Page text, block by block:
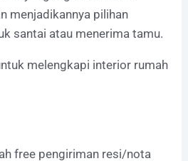
menjadikannya pilihan
santai atau menerima tamu.
melengkapi interior rumah
free pengiriman resi/nota